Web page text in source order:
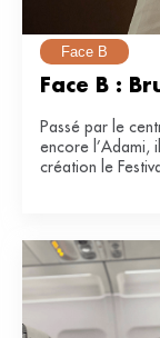
Face B
Face B :
Passé par le
encore l’Adami,
création le